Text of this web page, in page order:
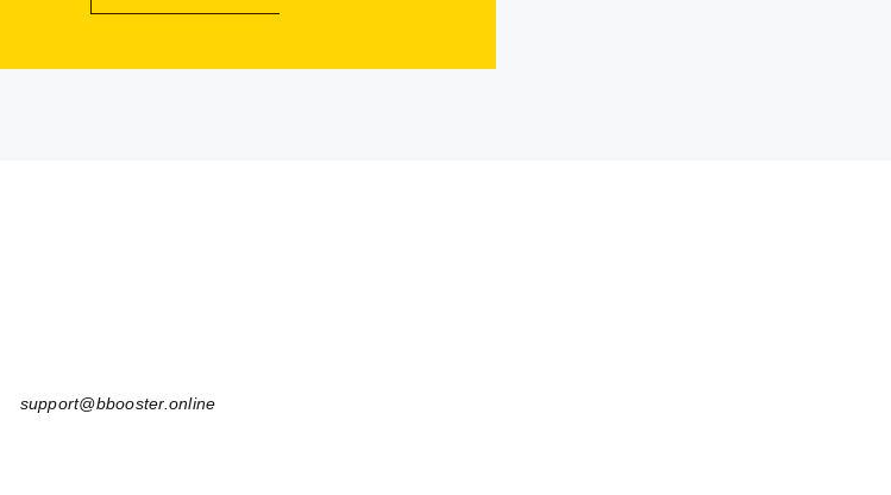
support@bbooster.online